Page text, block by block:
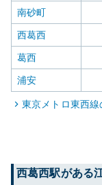
南砂町
西葛西
葛西
浦安
東京メトロ東西線
西葛西駅がある